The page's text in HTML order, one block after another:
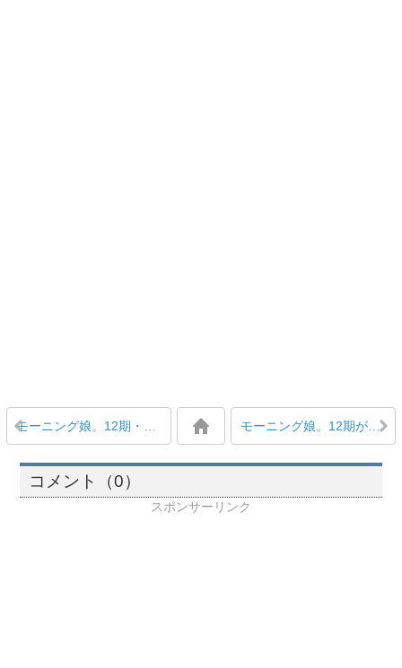
モーニング娘。12期・尾形春水「ZIP!見逃した」に対し道重「大丈夫、すぐ動画上がるから」 モーニング娘。12期が入ってまたキラキラとした幸福感のあるモーニング娘。が戻ってくると思うと嬉しい
コメント（0）
スポンサーリンク